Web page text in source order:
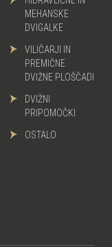
MEHANSKE
DVIGALKE
VILIČARJI IN
PREMIČNE
DVIŽNE PLOŠČADI
DVIŽNI
PRIPOMOČKI
OSTALO